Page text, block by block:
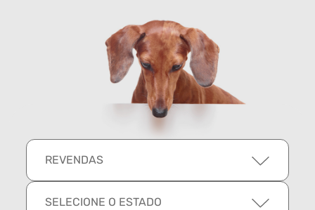
REVENDAS
SELECIONE O ESTADO